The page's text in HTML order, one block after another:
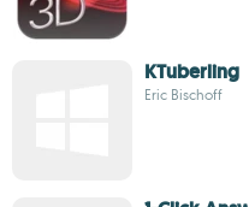
KTuberling
Eric Bischoff